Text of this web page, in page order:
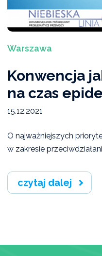
Warszawa
Konwencja
na czas
15.12.2021
O najważniejszych
w zakresie
czytaj dalej